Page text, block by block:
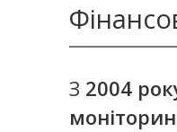
З 2004